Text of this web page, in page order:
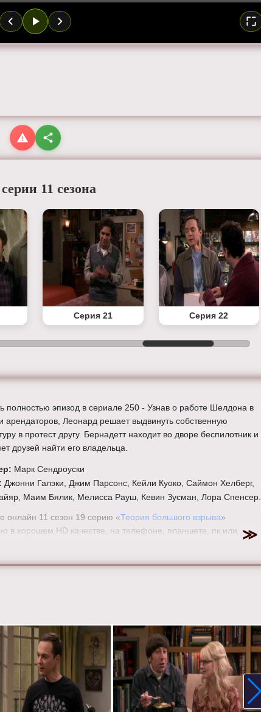
11 сезона
Серия 21 Серия 22
полностью эпизод в сериале 250 - Узнав о работе Шелдона в
арендаторов, Леонард решает выдвинуть собственную
в протест другу. Бернадетт находит во дворе беспилотник и
друзей найти его владельца.
Марк Сендроуски
Джонни Галэки, Джим Парсонс, Кейли Куоко, Саймон Хелберг,
Маим Бялик, Мелисса Рауш, Кевин Зусман, Лора Спенсер.
онлайн 11 сезон 19 серию «Теория большого взрыва»
в хорошем HD качестве, на телефоне, планшете, пк или